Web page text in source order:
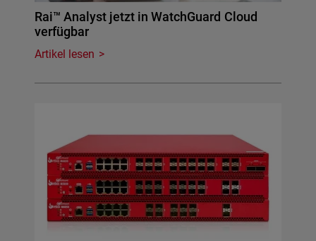
Rai™ Analyst jetzt in WatchGuard Cloud
verfügbar
Artikel lesen